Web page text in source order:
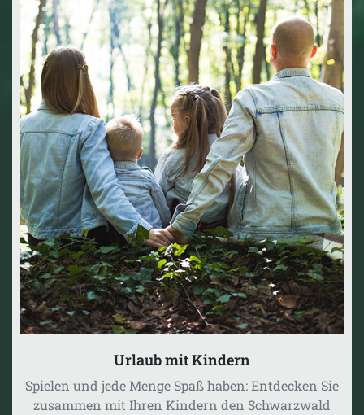
Urlaub mit Kindern
Spielen und jede Menge Spaß haben: Entdecken Sie
zusammen mit Ihren Kindern den Schwarzwald